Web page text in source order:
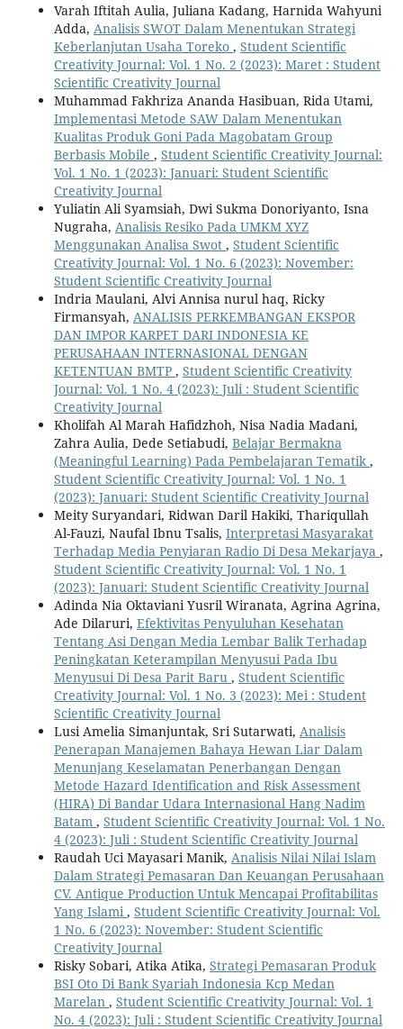
Varah Iftitah Aulia, Juliana Kadang, Harnida Wahyuni
Adda, Analisis SWOT Dalam Menentukan Strategi
Keberlanjutan Usaha Toreko , Student Scientific
Creativity Journal: Vol. 1 No. 2 (2023): Maret : Student
Scientific Creativity Journal
Muhammad Fakhriza Ananda Hasibuan, Rida Utami,
Implementasi Metode SAW Dalam Menentukan
Kualitas Produk Goni Pada Magobatam Group
Berbasis Mobile , Student Scientific Creativity Journal:
Vol. 1 No. 1 (2023): Januari: Student Scientific
Creativity Journal
Yuliatin Ali Syamsiah, Dwi Sukma Donoriyanto, Isna
Nugraha, Analisis Resiko Pada UMKM XYZ
Menggunakan Analisa Swot , Student Scientific
Creativity Journal: Vol. 1 No. 6 (2023): November:
Student Scientific Creativity Journal
Indria Maulani, Alvi Annisa nurul haq, Ricky
Firmansyah, ANALISIS PERKEMBANGAN EKSPOR
DAN IMPOR KARPET DARI INDONESIA KE
PERUSAHAAN INTERNASIONAL DENGAN
KETENTUAN BMTP , Student Scientific Creativity
Journal: Vol. 1 No. 4 (2023): Juli : Student Scientific
Creativity Journal
Kholifah Al Marah Hafidzhoh, Nisa Nadia Madani,
Zahra Aulia, Dede Setiabudi, Belajar Bermakna
(Meaningful Learning) Pada Pembelajaran Tematik ,
Student Scientific Creativity Journal: Vol. 1 No. 1
(2023): Januari: Student Scientific Creativity Journal
Meity Suryandari, Ridwan Daril Hakiki, Thariqullah
Al-Fauzi, Naufal Ibnu Tsalis, Interpretasi Masyarakat
Terhadap Media Penyiaran Radio Di Desa Mekarjaya ,
Student Scientific Creativity Journal: Vol. 1 No. 1
(2023): Januari: Student Scientific Creativity Journal
Adinda Nia Oktaviani Yusril Wiranata, Agrina Agrina,
Ade Dilaruri, Efektivitas Penyuluhan Kesehatan
Tentang Asi Dengan Media Lembar Balik Terhadap
Peningkatan Keterampilan Menyusui Pada Ibu
Menyusui Di Desa Parit Baru , Student Scientific
Creativity Journal: Vol. 1 No. 3 (2023): Mei : Student
Scientific Creativity Journal
Lusi Amelia Simanjuntak, Sri Sutarwati, Analisis
Penerapan Manajemen Bahaya Hewan Liar Dalam
Menunjang Keselamatan Penerbangan Dengan
Metode Hazard Identification and Risk Assessment
(HIRA) Di Bandar Udara Internasional Hang Nadim
Batam , Student Scientific Creativity Journal: Vol. 1 No.
4 (2023): Juli : Student Scientific Creativity Journal
Raudah Uci Mayasari Manik, Analisis Nilai Nilai Islam
Dalam Strategi Pemasaran Dan Keuangan Perusahaan
CV. Antique Production Untuk Mencapai Profitabilitas
Yang Islami , Student Scientific Creativity Journal: Vol.
1 No. 6 (2023): November: Student Scientific
Creativity Journal
Risky Sobari, Atika Atika, Strategi Pemasaran Produk
BSI Oto Di Bank Syariah Indonesia Kcp Medan
Marelan , Student Scientific Creativity Journal: Vol. 1
No. 4 (2023): Juli : Student Scientific Creativity Journal